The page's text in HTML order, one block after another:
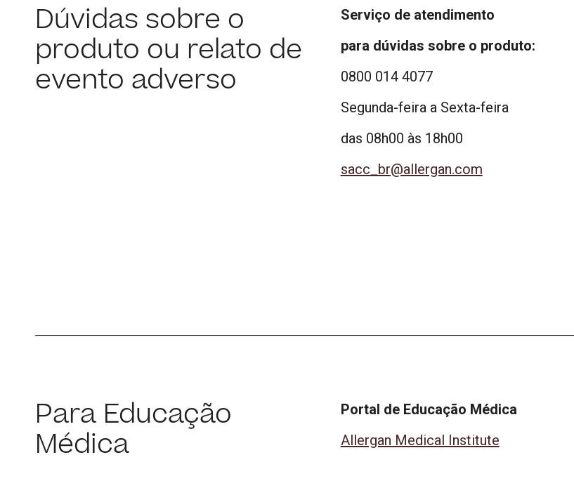
Dúvidas sobre o
produto ou relato de
evento adverso
Serviço de atendimento
para dúvidas sobre o produto:
0800 014 4077
Segunda-feira a Sexta-feira
das 08h00 às 18h00
sacc_br@allergan.com
Para Educação
Médica
Portal de Educação Médica
Allergan Medical Institute